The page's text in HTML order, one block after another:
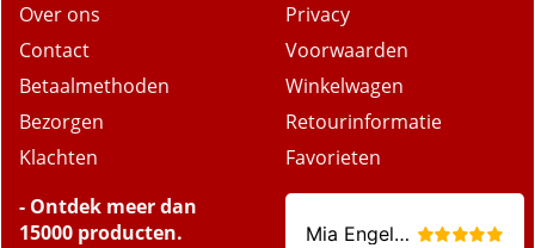
Over ons
Contact
Betaalmethoden
Bezorgen
Klachten
Privacy
Voorwaarden
Winkelwagen
Retourinformatie
Favorieten
- Ontdek meer dan
15000 producten.